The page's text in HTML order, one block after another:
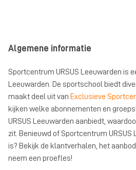
Algemene informatie
Sportcentrum URSUS Leeuwarden is
Leeuwarden. De sportschool biedt
maakt deel uit van Exclusieve
kijken welke abonnementen en
URSUS Leeuwarden aanbiedt,
zit. Benieuwd of Sportcentrum URSUS
is? Bekijk de klantverhalen, het
neem een proefles!